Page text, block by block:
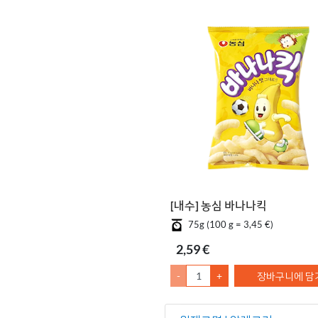
[내수] 농심 바나나킥
75g (100 g = 3,45 €)
2,59 €
- + 장바구니에 담